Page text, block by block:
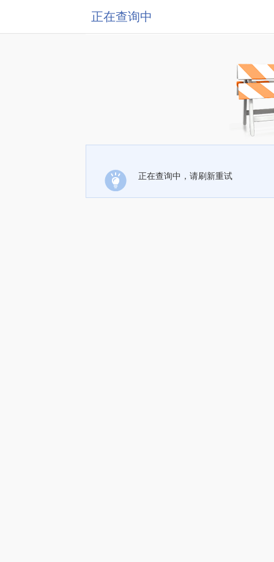
正在查询中
正在查询中，请刷新重试